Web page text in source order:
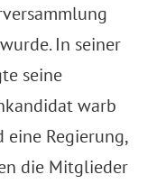
In seiner
seine
warb
Regierung,
die Mitglieder